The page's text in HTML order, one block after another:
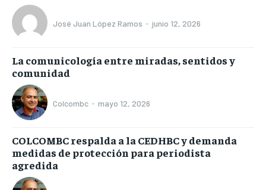
José Juan López Ramos - junio 12, 2026
La comunicología entre miradas, sentidos y
comunidad
Colcombc - mayo 12, 2026
COLCOMBC respalda a la CEDHBC y demanda
medidas de protección para periodista
agredida